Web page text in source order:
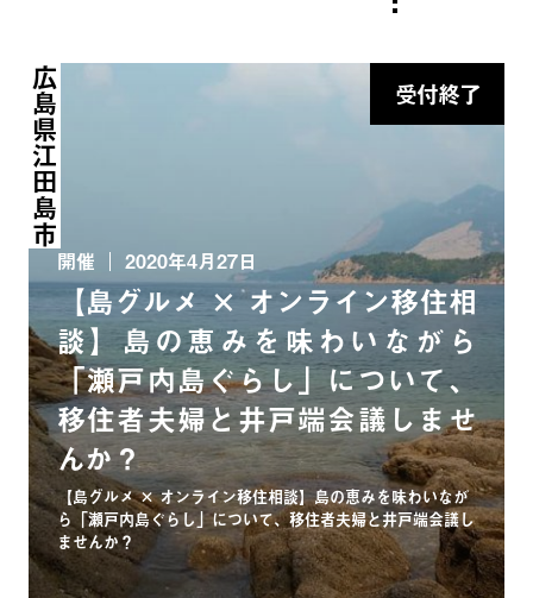
受付終了
広島県江田島市
開催 2020年4月27日
【島グルメ × オンライン移住相
談】島の恵みを味わいながら
「瀬戸内島ぐらし」について、
移住者夫婦と井戸端会議しませ
んか？
【島グルメ × オンライン移住相談】島の恵みを味わいなが
ら「瀬戸内島ぐらし」について、移住者夫婦と井戸端会議し
ませんか？